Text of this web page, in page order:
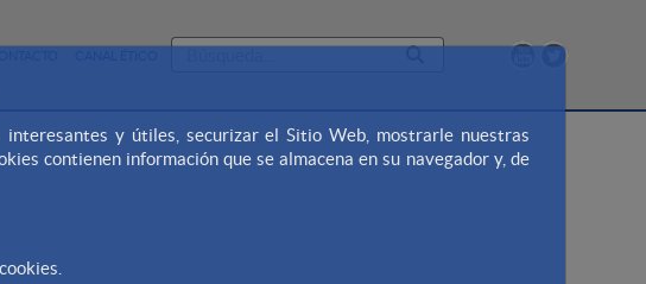
y útiles, securizar el Sitio Web, mostrarle nuestras
contienen información que se almacena en su navegador y, de